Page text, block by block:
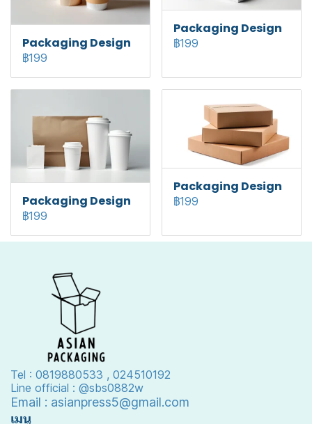
Packaging Design
฿199
Packaging Design
฿199
Packaging Design
฿199
Packaging Design
฿199
Tel : 0819880533 , 024510192
Line official : @sbs0882w
Email : asianpress5@gmail.com
เมนู